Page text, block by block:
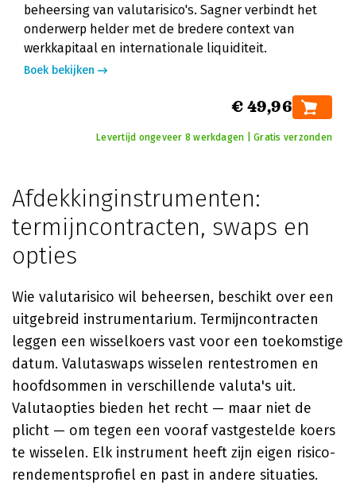
beheersing van valutarisico's. Sagner verbindt het
onderwerp helder met de bredere context van
werkkapitaal en internationale liquiditeit.
Boek bekijken
€ 49,96
Levertijd ongeveer 8 werkdagen | Gratis verzonden
Afdekkinginstrumenten:
termijncontracten, swaps en
opties
Wie valutarisico wil beheersen, beschikt over een
uitgebreid instrumentarium. Termijncontracten
leggen een wisselkoers vast voor een toekomstige
datum. Valutaswaps wisselen rentestromen en
hoofdsommen in verschillende valuta's uit.
Valutaopties bieden het recht — maar niet de
plicht — om tegen een vooraf vastgestelde koers
te wisselen. Elk instrument heeft zijn eigen risico-
rendementsprofiel en past in andere situaties.